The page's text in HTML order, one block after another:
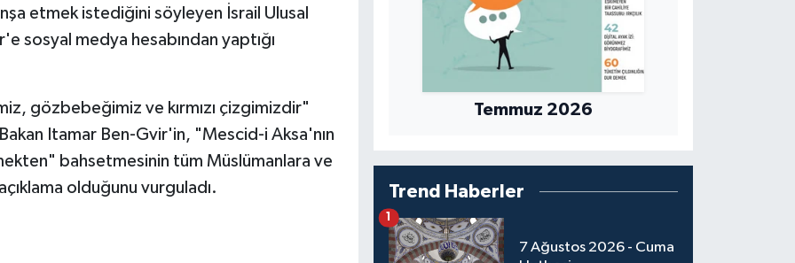
etmek istediğini söyleyen İsrail Ulusal
sosyal medya hesabından yaptığı
gözbebeğimiz ve kırmızı çizgimizdir"
Itamar Ben-Gvir'in, "Mescid-i Aksa'nın
bahsetmesinin tüm Müslümanlara ve
olduğunu vurguladı.
Temmuz 2026
Trend Haberler
7 Ağustos 2026 - Cuma